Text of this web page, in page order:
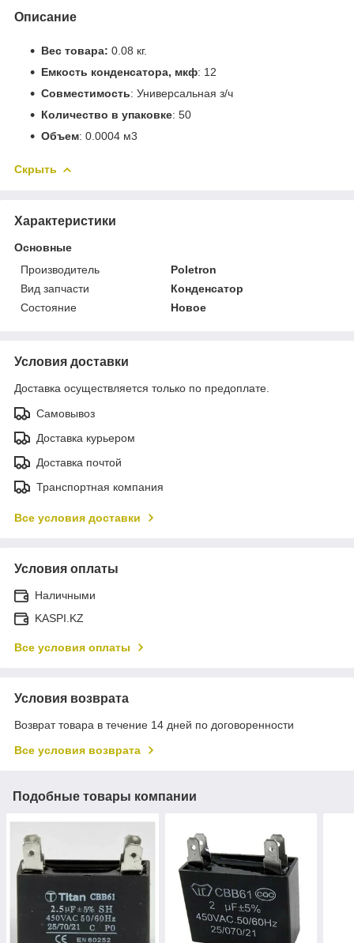
Описание
Вес товара: 0.08 кг.
Емкость конденсатора, мкф: 12
Совместимость: Универсальная з/ч
Количество в упаковке: 50
Объем: 0.0004 м3
Скрыть
Характеристики
Основные
Производитель
Poletron
Вид запчасти
Конденсатор
Состояние
Новое
Условия доставки
Доставка осуществляется только по предоплате.
Самовывоз
Доставка курьером
Доставка почтой
Транспортная компания
Все условия доставки
Условия оплаты
Наличными
KASPI.KZ
Все условия оплаты
Условия возврата
Возврат товара в течение 14 дней по договоренности
Все условия возврата
Подобные товары компании